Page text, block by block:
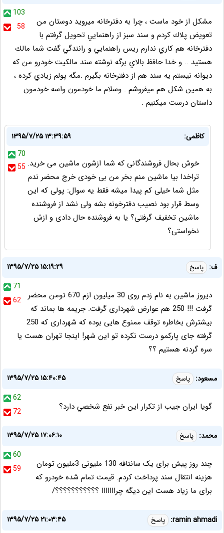
103
58
مشكل از خود ماست ، چرا به دفترخانه ميرويد دوستان من
تعويض پلاك كردم و سند سبز از راهنمايي تحويل گرفتم با
دفترخانه هم كاري ندارم ريس راهنمايي و رانندگي گفت شما مالك
هستيد .. و خدا حافظ بالاي برگه نوشته سند مالكيت خودرو من كه
ديوانه نيستم يه سند هم از دفترخانه بگيرم .مگه پولم زيادي كرده ،
به همين شكل هم ميفروشم . وسلام ما خودمون واسه خودمون
داستان درست ميكنيم .
کاظمی:
۱۳۹۵/۷/۲۵ ۱۳:۳۹:۵۹
70
55 خوش بحال فروشندگانی که شما ازشون ماشین می خرید.
تراخدا بیا ماشین منم بخر من بی خودی خرج محضر ندم
مثل شما خیلی کم پیدا میشه فقط یه سوال: پولی که این
وسط قرار بود نصیب دفترخونه بشه ولی نشد از فروشنده
ماشین تخفیف گرفتی؟ یا به فروشنده حال دادی و ازش
نخواستی؟
ف: پاسخ
۱۳۹۵/۷/۲۵ ۱۵:۱۹:۲۹
71
62
دیروز ماشین به نام زدم روی 30 میلیون ازم 670 تومن محضر
گرفت !!! 250 هم عوارض شهرداری گرفت. جریمه ها بماند که
بیشترش بخاطره توقف ممنوع هایی بوده که شهرداری که 250
گرفته جای پارکمو درست نکرده تو این شهر! اینجا تهران هست یا
سره گردنه هستیم ؟؟
مسعود: پاسخ
۱۳۹۵/۷/۲۵ ۱۵:۴۰:۴۵
62
72
گويا ايران جيب از تكرار اين خبر نفع شخصي دارد؟
محمد: پاسخ
۱۳۹۵/۷/۲۵ ۱۷:۰۶:۱۰
60
59
چند روز پیش برای یک سانتافه 130 ملیونی 3ملیون تومان
هزینه انتقال سند پرداخت کردم. قیمت تمام شده خودرو که
برای ما زیاد هست این دیگه چرااااااا ؟؟؟؟؟؟؟؟؟؟؟/
ramin ahmadi: پاسخ
۱۳۹۵/۷/۲۵ ۲۱:۰۳:۴۵